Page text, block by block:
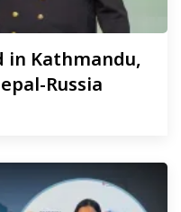
in Kathmandu,
Russia